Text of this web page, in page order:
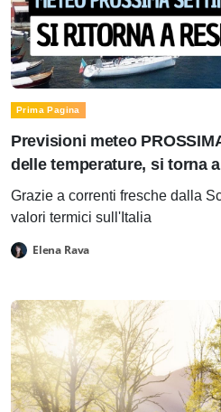
Prima Pagina
Previsioni meteo
delle temperature, si torna
Grazie a correnti fresche dalla
valori termici sull'Italia
Elena Rava